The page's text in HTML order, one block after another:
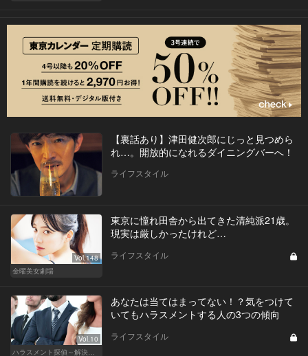
【裏話あり】津田健次郎にじっと見つめら
れ…。開放的になれるダイニングバーへ！
ライフスタイル
Vol.148
金曜美女劇場
東京に憧れ田舎から出てきた清純派21歳。
現実は厳しかったけれど…
ライフスタイル
Vol.10
あなたは当てはまってない！？気をつけて
いてもハラスメントする人の3つの傾向
ライフスタイル